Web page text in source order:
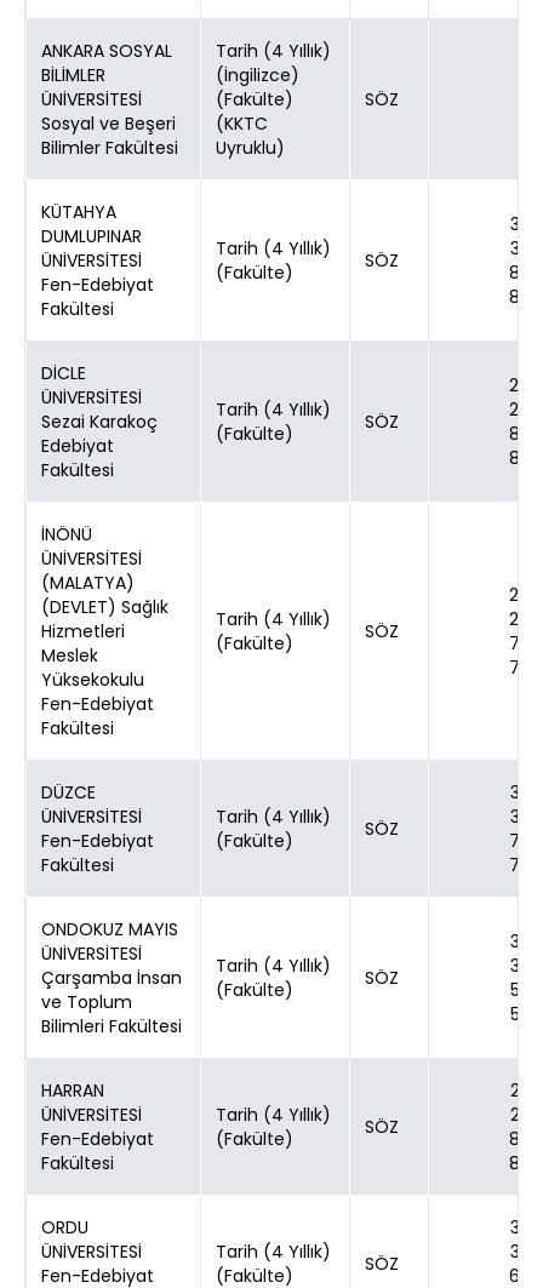
ANKARA SOSYAL
BİLİMLER
ÜNİVERSİTESİ
Sosyal ve Beşeri
Bilimler Fakültesi
Tarih (4 Yıllık)
(İngilizce)
(Fakülte)
(KKTC
Uyruklu)
SÖZ
KÜTAHYA
DUMLUPINAR
ÜNİVERSİTESİ
Fen-Edebiyat
Fakültesi
Tarih (4 Yıllık)
(Fakülte)
SÖZ
30
30
80
80
DİCLE
ÜNİVERSİTESİ
Sezai Karakoç
Edebiyat
Fakültesi
Tarih (4 Yıllık)
(Fakülte)
SÖZ
24
24
80
80
İNÖNÜ
ÜNİVERSİTESİ
(MALATYA)
(DEVLET) Sağlık
Hizmetleri
Meslek
Yüksekokulu
Fen-Edebiyat
Fakültesi
Tarih (4 Yıllık)
(Fakülte)
SÖZ
24
24
70
70
DÜZCE
ÜNİVERSİTESİ
Fen-Edebiyat
Fakültesi
Tarih (4 Yıllık)
(Fakülte)
SÖZ
30
30
70
70
ONDOKUZ MAYIS
ÜNİVERSİTESİ
Çarşamba İnsan
ve Toplum
Bilimleri Fakültesi
Tarih (4 Yıllık)
(Fakülte)
SÖZ
30
30
50
50
HARRAN
ÜNİVERSİTESİ
Fen-Edebiyat
Fakültesi
Tarih (4 Yıllık)
(Fakülte)
SÖZ
20
20
80
80
ORDU
ÜNİVERSİTESİ
Fen-Edebiyat
Tarih (4 Yıllık)
(Fakülte)
SÖZ
30
30
60